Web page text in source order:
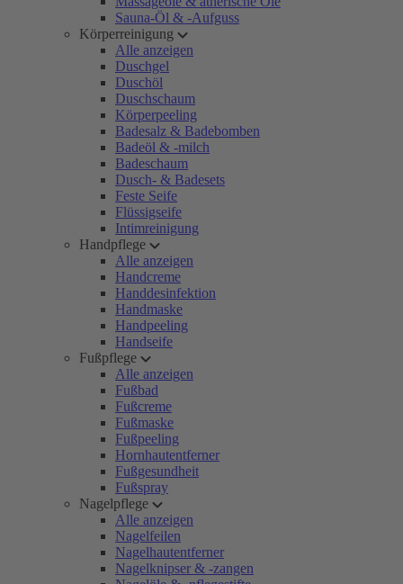
Sauna-Öl & -Aufguss
Körperreinigung
Alle anzeigen
Duschgel
Duschöl
Duschschaum
Körperpeeling
Badesalz & Badebomben
Badeöl & -milch
Badeschaum
Dusch- & Badesets
Feste Seife
Flüssigseife
Intimreinigung
Handpflege
Alle anzeigen
Handcreme
Handdesinfektion
Handmaske
Handpeeling
Handseife
Fußpflege
Alle anzeigen
Fußbad
Fußcreme
Fußmaske
Fußpeeling
Hornhautentferner
Fußgesundheit
Fußspray
Nagelpflege
Alle anzeigen
Nagelfeilen
Nagelhautentferner
Nagelknipser & -zangen